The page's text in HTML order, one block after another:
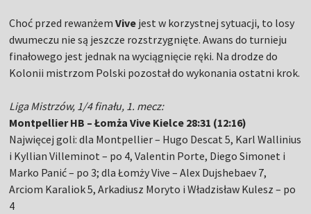
Choć przed rewanżemVive jest w korzystnej sytuacji, to losy
dwumeczu nie są jeszcze rozstrzygnięte. Awans do turnieju
finałowego jest jednak na wyciągnięcie ręki. Na drodze do
Kolonii mistrzom Polski pozostał do wykonania ostatni krok.
Liga Mistrzów, 1/4 finału, 1. mecz:
Montpellier HB – Łomża Vive Kielce 28:31 (12:16)
Najwięcej goli: dla Montpellier – Hugo Descat 5, Karl Wallinius
i Kyllian Villeminot – po 4, Valentin Porte, Diego Simonet i
Marko Panić – po 3; dla Łomży Vive – Alex Dujshebaev 7,
Arciom Karaliok 5, Arkadiusz Moryto i Władzisław Kulesz – po
4